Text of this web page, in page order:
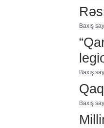
Baxış
Baxış
Baxış